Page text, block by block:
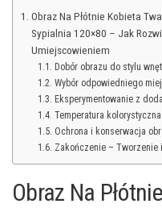
Obraz Na Płótnie Kobieta
Sypialnia 120×80 – Jak
Umiejscowieniem
Dobór obrazu do stylu
Wybór odpowiedniego
Eksperymentowanie z
Temperatura
Ochrona i konserwacja
Zakończenie –
Obraz Na